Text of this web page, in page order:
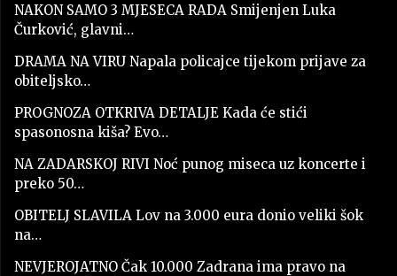
NAKON SAMO 3 MJESECA RADA Smijenjen Luka
Čurković, glavni…
DRAMA NA VIRU Napala policajce tijekom prijave za
obiteljsko…
PROGNOZA OTKRIVA DETALJE Kada će stići
spasonosna kiša? Evo…
NA ZADARSKOJ RIVI Noć punog miseca uz koncerte i
preko 50…
OBITELJ SLAVILA Lov na 3.000 eura donio veliki šok
na…
NEVJEROJATNO Čak 10.000 Zadrana ima pravo na